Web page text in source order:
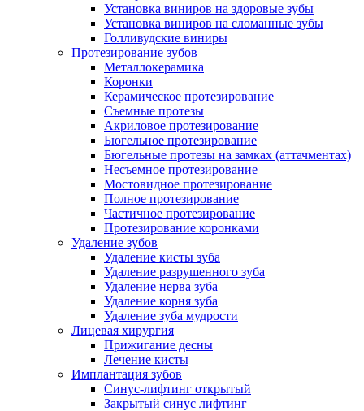
Установка виниров на здоровые зубы
Установка виниров на сломанные зубы
Голливудские виниры
Протезирование зубов
Металлокерамика
Коронки
Керамическое протезирование
Съемные протезы
Акриловое протезирование
Бюгельное протезирование
Бюгельные протезы на замках (аттачментах)
Несъемное протезирование
Мостовидное протезирование
Полное протезирование
Частичное протезирование
Протезирование коронками
Удаление зубов
Удаление кисты зуба
Удаление разрушенного зуба
Удаление нерва зуба
Удаление корня зуба
Удаление зуба мудрости
Лицевая хирургия
Прижигание десны
Лечение кисты
Имплантация зубов
Синус-лифтинг открытый
Закрытый синус лифтинг